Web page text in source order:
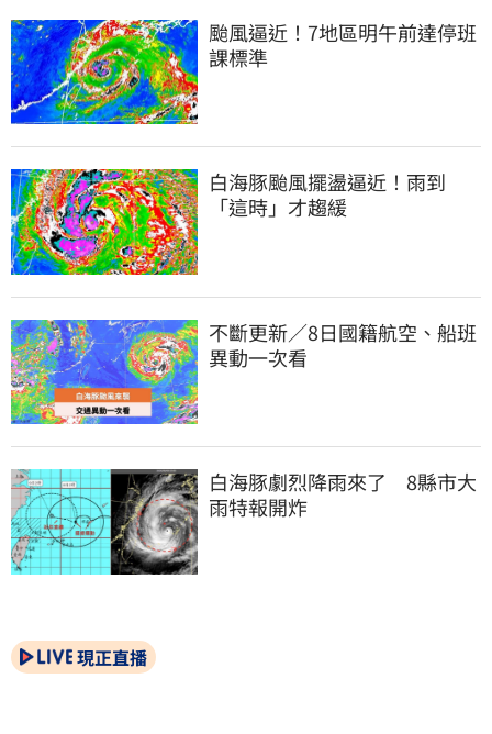
颱風逼近！7地區明午前達停班
課標準
白海豚颱風擺盪逼近！雨到
「這時」才趨緩
不斷更新／8日國籍航空、船班
異動一次看
白海豚劇烈降雨來了　8縣市大
雨特報開炸
現正直播